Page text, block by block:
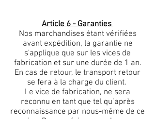
Article 6 - Garanties
Nos marchandises étant vérifiées
avant expédition, la garantie ne
s'applique que sur les vices de
fabrication et sur une durée de 1 an.
En cas de retour, le transport retour
se fera à la charge du client.
Le vice de fabrication, ne sera
reconnu en tant que tel qu’après
reconnaissance par nous-même de ce